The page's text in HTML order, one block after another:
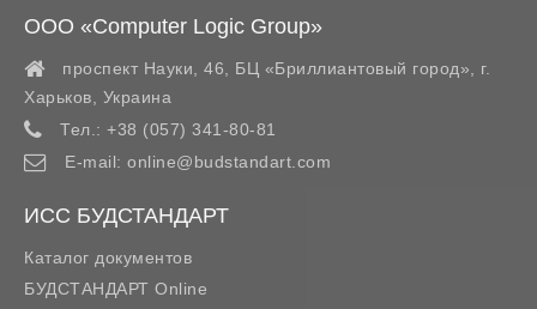
ООО «Computer Logic Group»
проспект Науки, 46, БЦ «Бриллиантовый город»,
г.
Харьков
Украина
Тел.: +38 (057) 341-80-81
E-mail: online@budstandart.com
ИСС БУДСТАНДАРТ
Каталог документов
БУДСТАНДАРТ Online